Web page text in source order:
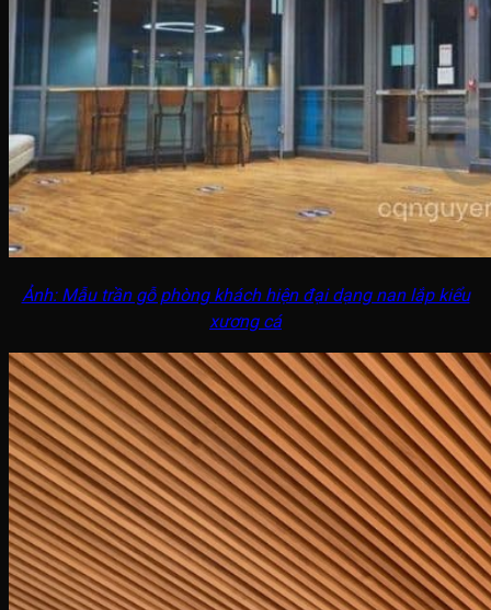
Ảnh: Mẫu trần gỗ phòng khách hiện đại dạng nan lắp kiểu
xương cá